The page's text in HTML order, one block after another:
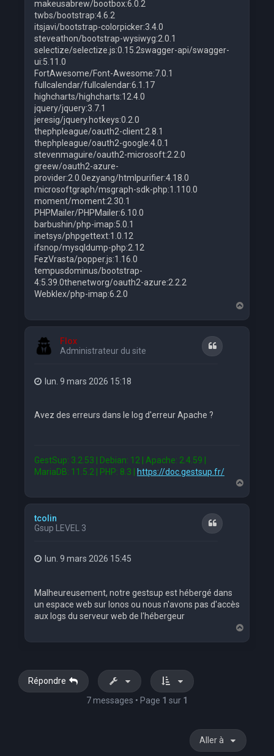
makeusabrew/bootbox:6.0.2
twbs/bootstrap:4.6.2
itsjavi/bootstrap-colorpicker:3.4.0
steveathon/bootstrap-wysiwyg:2.0.1
selectize/selectize.js:0.15.2swagger-api/swagger-
ui:5.11.0
FortAwesome/Font-Awesome:7.0.1
fullcalendar/fullcalendar:6.1.17
highcharts/highcharts:12.4.0
jquery/jquery:3.7.1
jeresig/jquery.hotkeys:0.2.0
thephpleague/oauth2-client:2.8.1
thephpleague/oauth2-google:4.0.1
stevenmaguire/oauth2-microsoft:2.2.0
greew/oauth2-azure-
provider:2.0.0ezyang/htmlpurifier:4.18.0
microsoftgraph/msgraph-sdk-php:1.110.0
moment/moment:2.30.1
PHPMailer/PHPMailer:6.10.0
barbushin/php-imap:5.0.1
inetsys/phpgettext:1.0.12
ifsnop/mysqldump-php:2.12
FezVrasta/popper.js:1.16.0
tempusdominus/bootstrap-
4:5.39.0thenetworg/oauth2-azure:2.2.2
Webklex/php-imap:6.2.0
a
Flox
Administrateur du site
Citation
lun. 9 mars 2026 15:18
Avez des erreurs dans le log d'erreur Apache ?
GestSup: 3.2.53 | Debian: 12 | Apache: 2.4.59 |
MariaDB: 11.5.2 | PHP: 8.3 |
https://doc.gestsup.fr/
a
u
tcolin
Gsup LEVEL 3
Citation
lun. 9 mars 2026 15:45
Malheureusement, notre gestsup est hébergé dans
un espace web sur Ionos ou nous n'avons pas d'accès
aux logs du serveur web de l'hébergeur
a
Répondre
7 messages • Page 1 sur 1
Aller à